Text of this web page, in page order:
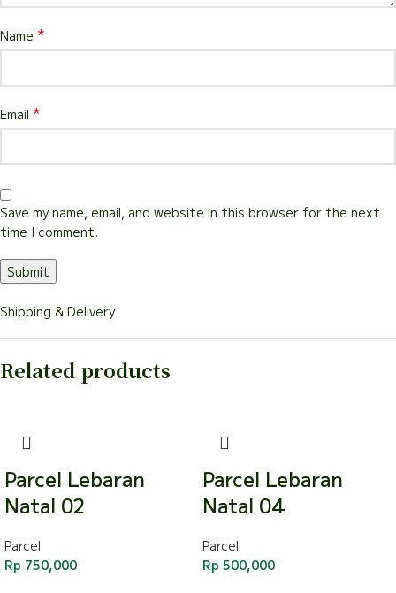
Name *
Email *
Save my name, email, and website in this browser for the next
time I comment.
Shipping & Delivery
Related products
Parcel Lebaran
Natal 02
Parcel
Rp 750,000
Parcel Lebaran
Natal 04
Parcel
Rp 500,000